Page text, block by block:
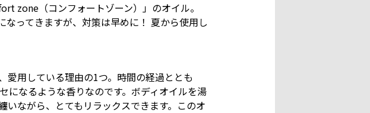
zone（コンフォートゾーン）」のオイル。
ってきますが、対策は早めに！ 夏から使用し
愛用している理由の1つ。時間の経過ととも
になるような香りなのです。ボディオイルを湯
ながら、とてもリラックスできます。このオ